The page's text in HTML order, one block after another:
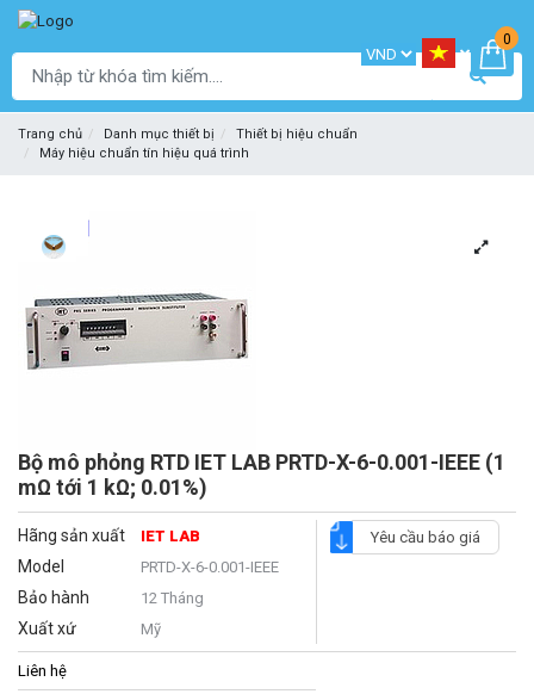
0
Trang chủ Danh mục thiết bị
Thiết bị hiệu chuẩn
Máy hiệu chuẩn tín hiệu quá trình
Bộ mô phỏng RTD IET LAB PRTD-X-6-0.001-IEEE (1
mΩ tới 1 kΩ; 0.01%)
Hãng sản xuất IET LAB
Model PRTD-X-6-0.001-IEEE
Bảo hành 12 Tháng
Xuất xứ Mỹ
Yêu cầu báo giá
Liên hệ